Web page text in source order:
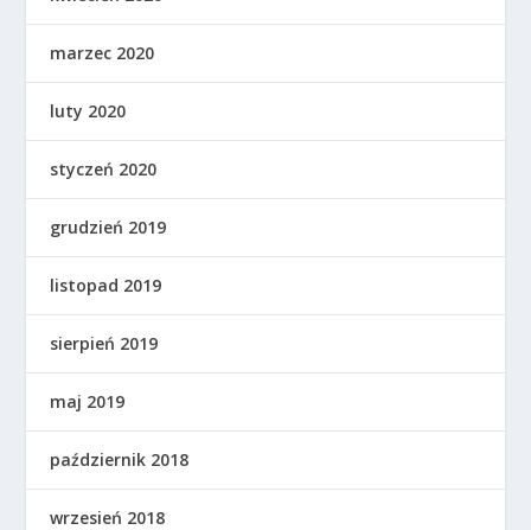
marzec 2020
luty 2020
styczeń 2020
grudzień 2019
listopad 2019
sierpień 2019
maj 2019
październik 2018
wrzesień 2018